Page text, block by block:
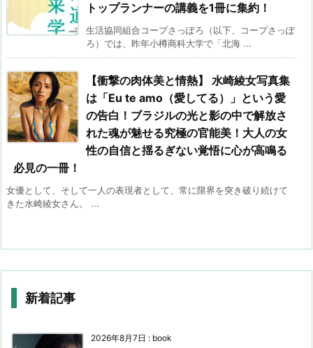
トップランナーの講義を1冊に集約！
生活協同組合コープさっぽろ（以下、コープさっぽ
ろ）では、昨年小樽商科大学で「北海 ...
【衝撃の肉体美と情熱】 水崎綾女写真集
は「Eu te amo（愛してる）」という愛
の告白！ブラジルの光と影の中で解放さ
れた魂が魅せる究極の官能美！大人の女
性の自信と揺るぎない覚悟に心が高鳴る
必見の一冊！
女優として、そして一人の表現者として、常に限界を突き破り続けて
きた水崎綾女さん。 ...
新着記事
2026年8月7日 : book